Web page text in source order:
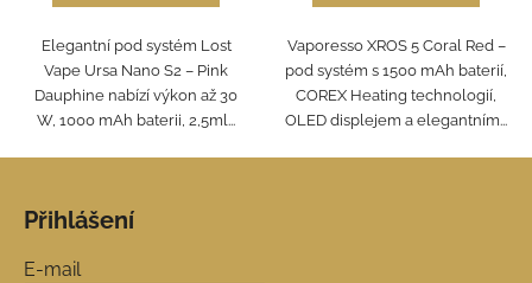
Elegantní pod systém Lost
Vape Ursa Nano S2 – Pink
Dauphine nabízí výkon až 30
W, 1000 mAh baterii, 2,5ml...
Vaporesso XROS 5 Coral Red –
pod systém s 1500 mAh baterií,
COREX Heating technologií,
OLED displejem a elegantním...
Přihlášení
E-mail